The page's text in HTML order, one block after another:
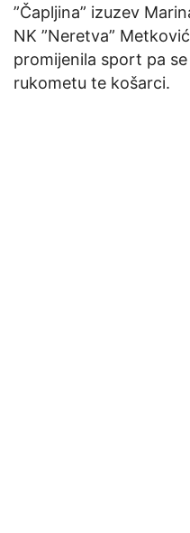
”Čapljina” izuzev
NK ”Neretva”
promijenila sport pa
rukometu te košarci.